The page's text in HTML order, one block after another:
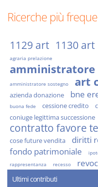
Ricerche più
1129 art 1130 art
agraria prelazione
amministratore
amministratore sostegno art
azienda donazione bne
buona fede cessione credito
coniuge legittima successione
contratto favore
cose future vendita diritti
fondo patrimoniale
rappresentanza
recesso
Ultimi contributi